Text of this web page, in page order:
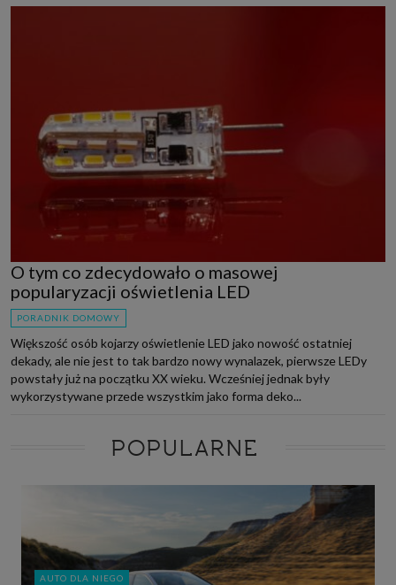
O tym co zdecydowało o masowej
popularyzacji oświetlenia LED
PORADNIK DOMOWY
Większość osób kojarzy oświetlenie LED jako nowość ostatniej
dekady, ale nie jest to tak bardzo nowy wynalazek, pierwsze LEDy
powstały już na początku XX wieku. Wcześniej jednak były
wykorzystywane przede wszystkim jako forma deko...
POPULARNE
AUTO DLA NIEGO